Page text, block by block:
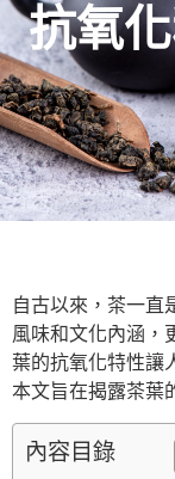
抗氧
自古以來，茶一直
風味和文化內涵，
葉的抗氧化特性讓
本文旨在揭露茶葉
內容目錄